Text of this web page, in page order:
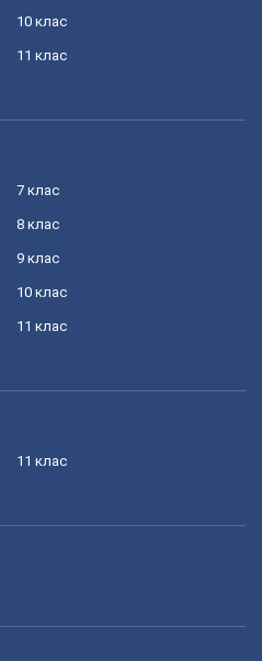
10 клас
11 клас
7 клас
8 клас
9 клас
10 клас
11 клас
11 клас